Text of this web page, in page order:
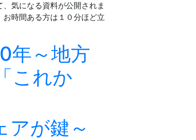
気になる資料が公開されま
時間ある方は１０分ほど立
年～地方
これか
アが鍵～